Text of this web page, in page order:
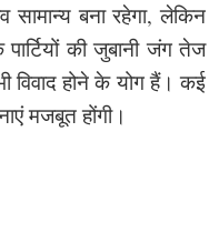
बना रहेगा, लेकिन
की जुबानी जंग तेज
विवाद होने के योग हैं। कई
मजबूत होंगी।